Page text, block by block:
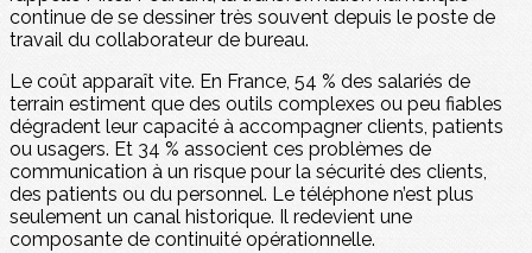
continue de se dessiner très souvent depuis le poste de
travail du collaborateur de bureau.
Le coût apparaît vite. En France, 54 % des salariés de
terrain estiment que des outils complexes ou peu fiables
dégradent leur capacité à accompagner clients, patients
ou usagers. Et 34 % associent ces problèmes de
communication à un risque pour la sécurité des clients,
des patients ou du personnel. Le téléphone n’est plus
seulement un canal historique. Il redevient une
composante de continuité opérationnelle.